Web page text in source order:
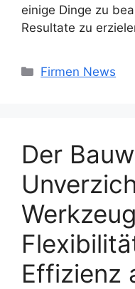
einige Dinge zu
Resultate zu
Kategorien
Firmen News
Der
Effizienz